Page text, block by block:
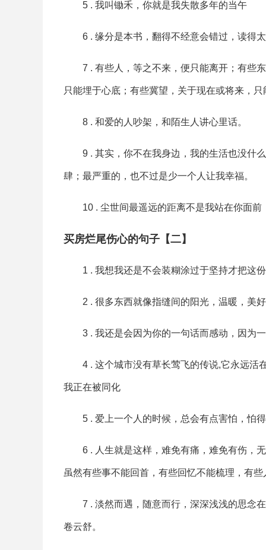
5 . 我叫锄禾，你就是我失散多年的当午
6 . 缘分是本书，翻得不经意会错过，读得
7 . 有些人，等之不来，便只能离开；有些
只能埋于心底；有些冀望，关于现在或将来，
8 . 和爱的人吵架，和陌生人讲心里话。
9 . 其实，你不在我身边，我的生活也没什
肆；最严重的，也不过是少一个人让我幸福。
10 . 尘世间最遥远的距离不是我站在你面
买房烂尾伤心的句子【二】
1 . 我想我还是不会装糊涂过于坚持才把这
2 . 很多东西就像指缝间的阳光，温暖，美
3 . 我还是会因为你的一句话而感动，因为
4 . 这个城市没有草长莺飞的传说,它永远活
我正在被同化
5 . 爱上一个人的时候，总会有点害怕，怕
6 . 人生就是这样，难免有痛，难免有伤，
虽然有些事不能回首，有些回忆不能梳理，有
7 . 淡然而遇，随意而行，深深浅浅的思念
卷云舒。